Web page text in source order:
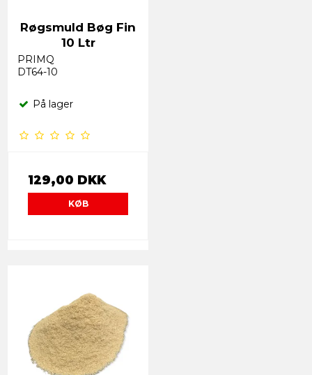
Røgsmuld Bøg Fin
10 Ltr
PRIMQ
DT64-10
På lager
129,00 DKK
KØB